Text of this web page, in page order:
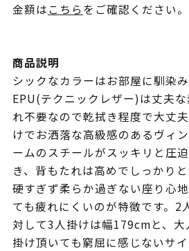
金額はこちらをご確認ください。
商品説明
シックなカラーはお部屋に馴染
EPU(テクニックレザー)は丈夫
れ不要なので乾拭き程度で大丈
けでお洒落な高級感のあるヴィ
ームのスチールがスッキリと圧
き、背もたれは高めでしっかりと
硬すぎず柔らか過ぎない座り心
ても疲れにくいのが特徴です。2
対して3人掛けは幅179cmと、
掛け頂いても窮屈に感じないサ